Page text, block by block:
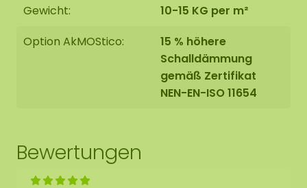
Gewicht:
10-15 KG per m²
Option AkMOStico:
15 % höhere
Schalldämmung
gemäß Zertifikat
NEN-EN-ISO 11654
Bewertungen